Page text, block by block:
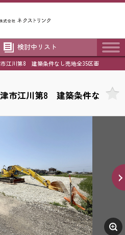
検討中リスト
市江川第8 建築条件なし売地全35区画
市江川第8 建築条件な